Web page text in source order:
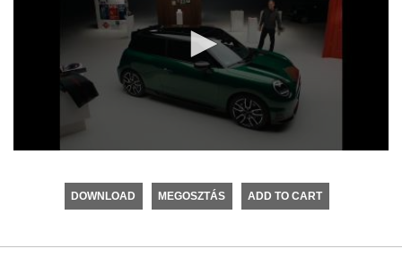
seconds
DOWNLOAD MEGOSZTÁS ADD TO CART